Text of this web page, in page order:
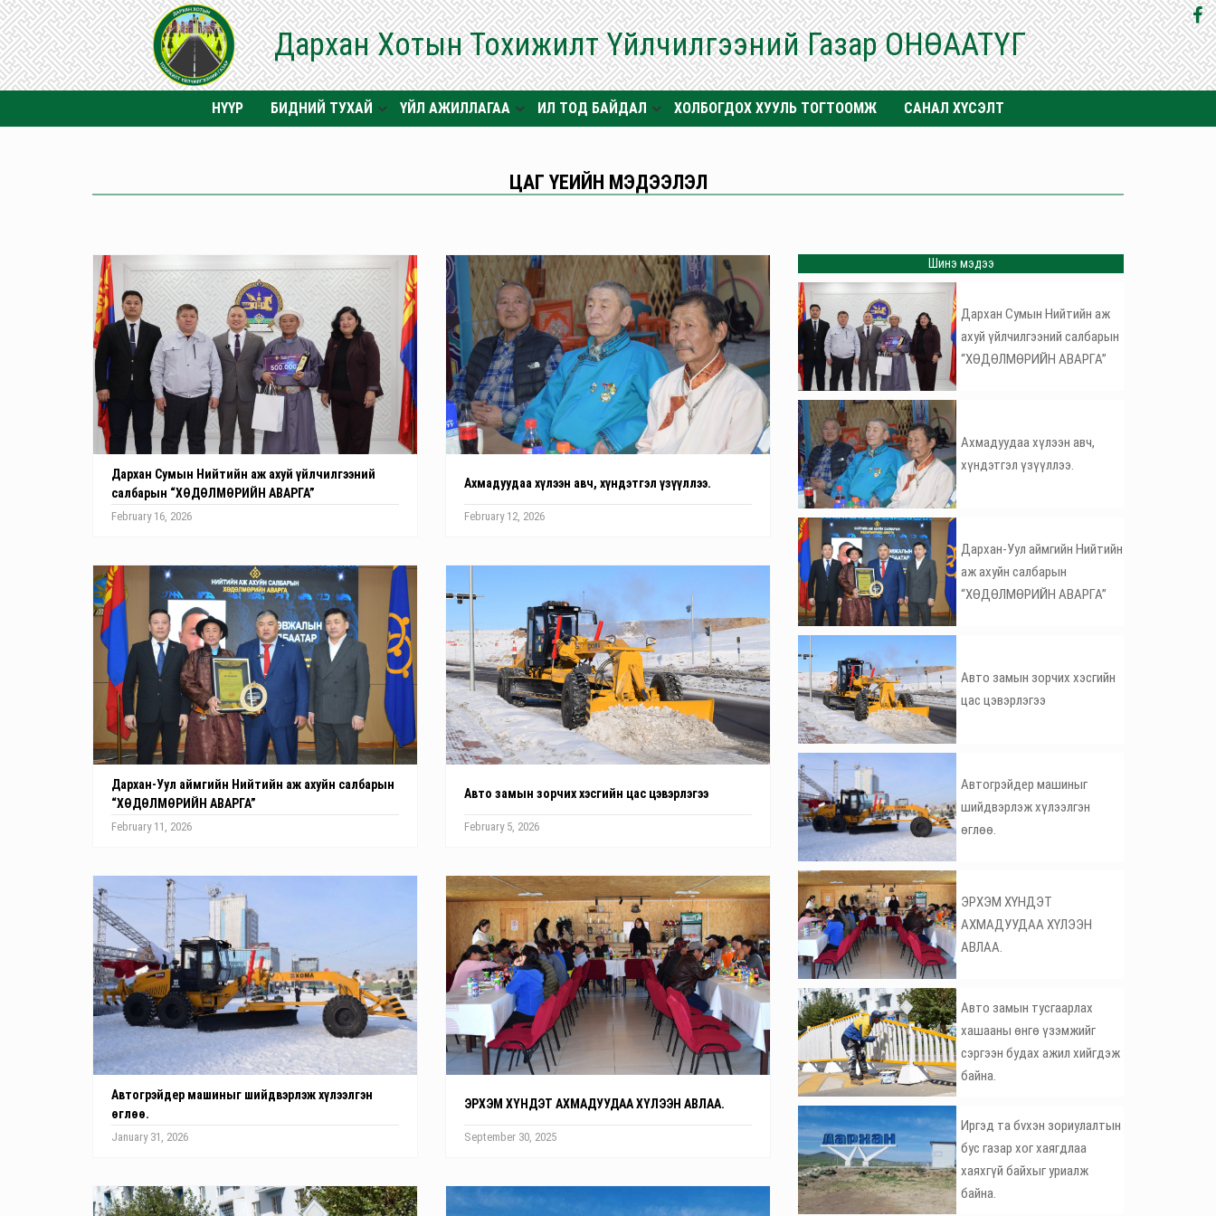
Дархан Хотын Тохижилт Үйлчилгээний Газар ОНӨААТҮГ
НҮҮР БИДНИЙ ТУХАЙ ҮЙЛ АЖИЛЛАГАА ИЛ ТОД БАЙДАЛ ХОЛБОГДОХ ХУУЛЬ ТОГТООМЖ САНАЛ ХҮСЭЛТ
ЦАГ ҮЕИЙН МЭДЭЭЛЭЛ
Дархан Сумын Нийтийн аж ахуй үйлчилгээний
салбарын “ХӨДӨЛМӨРИЙН АВАРГА”
February 16, 2026
Ахмадуудаа хүлээн авч, хүндэтгэл үзүүллээ.
February 12, 2026
Дархан-Уул аймгийн Нийтийн аж ахуйн салбарын
“ХӨДӨЛМӨРИЙН АВАРГА”
February 11, 2026
Авто замын зорчих хэсгийн цас цэвэрлэгээ
February 5, 2026
Автогрэйдер машиныг шийдвэрлэж хүлээлгэн
өглөө.
January 31, 2026
ЭРХЭМ ХҮНДЭТ АХМАДУУДАА ХҮЛЭЭН АВЛАА.
September 30, 2025
Шинэ мэдээ
Дархан Сумын Нийтийн аж
ахуй үйлчилгээний салбарын
“ХӨДӨЛМӨРИЙН АВАРГА”
Ахмадуудаа хүлээн авч,
хүндэтгэл үзүүллээ.
Дархан-Уул аймгийн Нийтийн
аж ахуйн салбарын
“ХӨДӨЛМӨРИЙН АВАРГА”
Авто замын зорчих хэсгийн
цас цэвэрлэгээ
Автогрэйдер машиныг
шийдвэрлэж хүлээлгэн
өглөө.
ЭРХЭМ ХҮНДЭТ
АХМАДУУДАА ХҮЛЭЭН
АВЛАА.
Авто замын тусгаарлах
хашааны өнгө үзэмжийг
сэргээн будах ажил хийгдэж
байна.
Иргэд та бvхэн зориулалтын
бус газар хог хаягдлаа
хаяхгүй байхыг уриалж
байна.